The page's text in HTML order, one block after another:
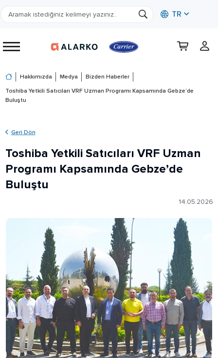
TR
Hakkımızda Medya
Bizden Haberler
Toshiba Yetkili Satıcıları VRF Uzman Programı Kapsamında Gebze’de
Buluştu
Geri Dön
Toshiba Yetkili Satıcıları VRF Uzman
Programı Kapsamında Gebze’de
Buluştu
14.05.2026